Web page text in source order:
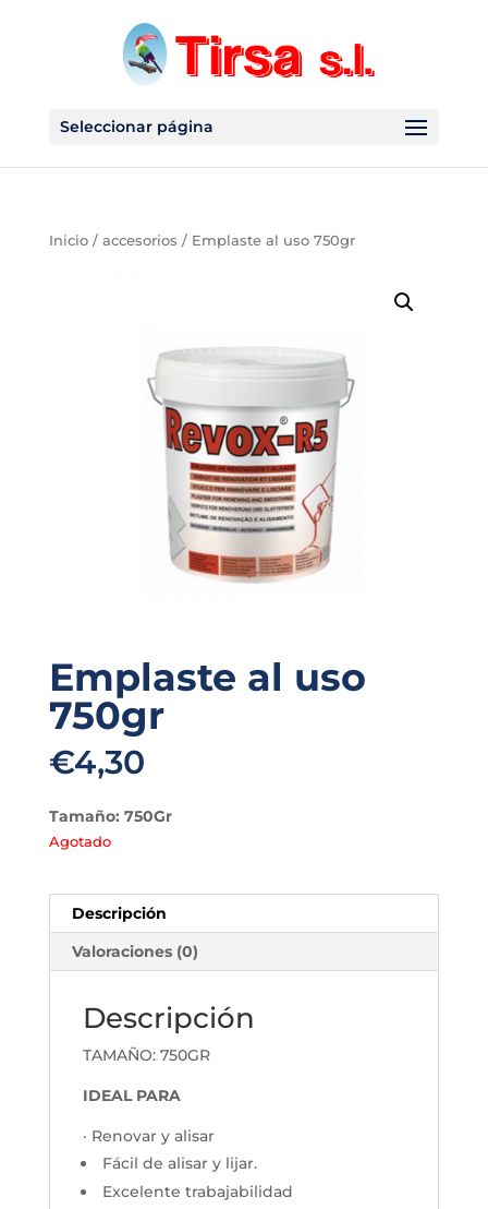
Seleccionar página
Inicio/ accesorios / Emplaste al uso 750gr
Emplaste al uso
750gr
€4,30
Tamaño: 750Gr
Agotado
Descripción
Valoraciones (0)
Descripción
TAMAÑO: 750GR
IDEAL PARA
· Renovar y alisar
Fácil de alisar y lijar.
Excelente trabajabilidad